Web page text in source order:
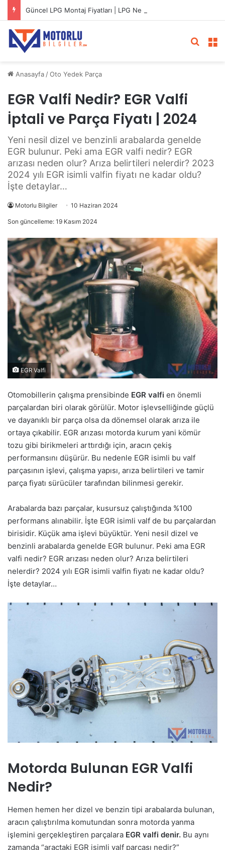
Güncel LPG Montaj Fiyatları | LPG Ne Kadara Takılır?
Anasayfa /Oto Yedek Parça
EGR Valfi Nedir? EGR Valfi
İptali ve Parça Fiyatı | 2024
Yeni nesil dizel ve benzinli arabalarda genelde
EGR bulunur. Peki ama EGR valfi nedir? EGR
arızası neden olur? Arıza belirtileri nelerdir? 2023
2024 yılı EGR isimli valfin fiyatı ne kadar oldu?
İşte detaylar…
Motorlu Bilgiler 10 Haziran 2024
Son güncelleme: 19 Kasım 2024
EGR Valfi
Otomobillerin çalışma prensibinde EGR valfi en önemli
parçalardan biri olarak görülür. Motor işlevselliğinde güçlü
ve dayanıklı bir parça olsa da dönemsel olarak arıza ile
ortaya çıkabilir. EGR arızası motorda kurum yani kömür
tozu gibi birikmeleri arttırdığı için, aracın çekiş
performansını düşürür. Bu nedenle EGR isimli bu valf
parçasının işlevi, çalışma yapısı, arıza belirtileri ve tamir
parça fiyatı sürücüler tarafından bilinmesi gerekir.
Arabalarda bazı parçalar, kusursuz çalıştığında %100
performans alınabilir. İşte EGR isimli valf de bu parçalardan
birisidir. Küçük ama işlevi büyüktür. Yeni nesil dizel ve
benzinli arabalarda genelde EGR bulunur. Peki ama EGR
valfi nedir? EGR arızası neden olur? Arıza belirtileri
nelerdir? 2024 yılı EGR isimli valfin fiyatı ne kadar oldu?
İşte detaylar…
Motorda Bulunan EGR Valfi
Nedir?
Hemen hemen her dizel ve benzin tipi arabalarda bulunan,
aracın çalıştırılma komutundan sonra motorda yanma
işlemini gerçekleştiren parçalara EGR valfi denir. Bu aynı
zamanda “araçtaki EGR isimli valf parçası nedir?”